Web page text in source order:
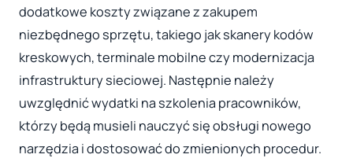
dodatkowe koszty związane z zakupem
niezbędnego sprzętu, takiego jak skanery kodów
kreskowych, terminale mobilne czy modernizacja
infrastruktury sieciowej. Następnie należy
uwzględnić wydatki na szkolenia pracowników,
którzy będą musieli nauczyć się obsługi nowego
narzędzia i dostosować do zmienionych procedur.